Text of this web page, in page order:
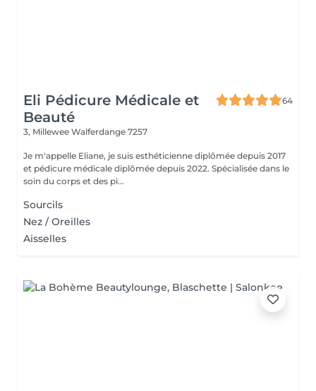
Eli Pédicure Médicale et
Beauté
64
3, Millewee Walferdange 7257
Je m'appelle Eliane, je suis esthéticienne diplômée depuis 2017
et pédicure médicale diplômée depuis 2022. Spécialisée dans le
soin du corps et des pi...
Sourcils
Nez / Oreilles
Aisselles